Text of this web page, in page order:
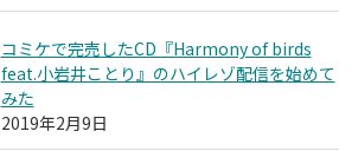
コミケで完売したCD『Harmony of birds
feat.小岩井ことり』のハイレゾ配信を始めて
みた
2019年2月9日